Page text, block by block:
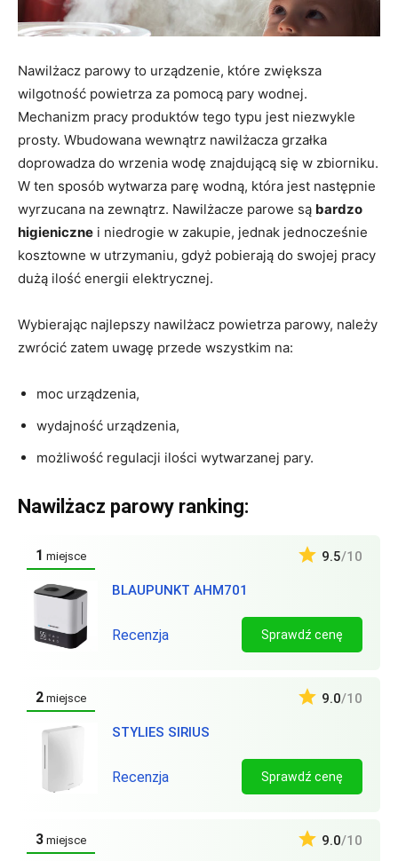
Nawilżacz parowy to urządzenie, które zwiększa
wilgotność powietrza za pomocą pary wodnej.
Mechanizm pracy produktów tego typu jest niezwykle
prosty. Wbudowana wewnątrz nawilżacza grzałka
doprowadza do wrzenia wodę znajdującą się w zbiorniku.
W ten sposób wytwarza parę wodną, która jest następnie
wyrzucana na zewnątrz. Nawilżacze parowe są bardzo
higieniczne i niedrogie w zakupie, jednak jednocześnie
kosztowne w utrzymaniu, gdyż pobierają do swojej pracy
dużą ilość energii elektrycznej.
Wybierając najlepszy nawilżacz powietrza parowy, należy
zwrócić zatem uwagę przede wszystkim na:
moc urządzenia,
wydajność urządzenia,
możliwość regulacji ilości wytwarzanej pary.
Nawilżacz parowy ranking:
1 miejsce
BLAUPUNKT AHM701
9.5/10
Recenzja Sprawdź cenę
2 miejsce
STYLIES SIRIUS
9.0/10
Recenzja Sprawdź cenę
3 miejsce 9.0/10